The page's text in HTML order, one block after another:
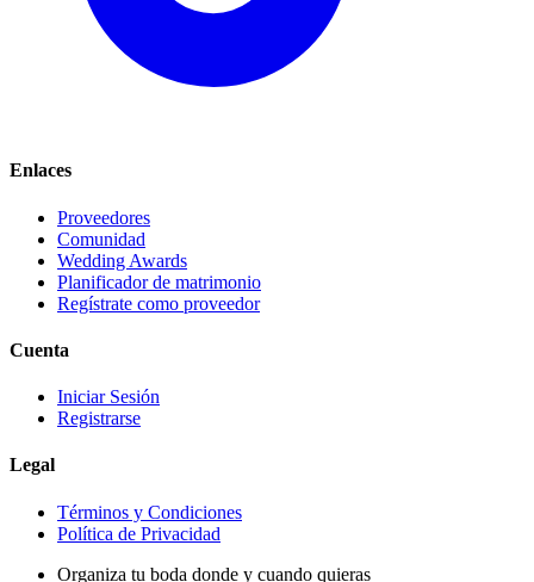
Enlaces
Proveedores
Comunidad
Wedding Awards
Planificador de matrimonio
Regístrate como proveedor
Cuenta
Iniciar Sesión
Registrarse
Legal
Términos y Condiciones
Política de Privacidad
Organiza tu boda donde y cuando quieras